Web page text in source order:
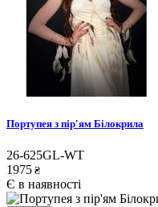
Портупея з пір'ям Білокрила
26-625GL-WT
1975 ₴
Є в наявності